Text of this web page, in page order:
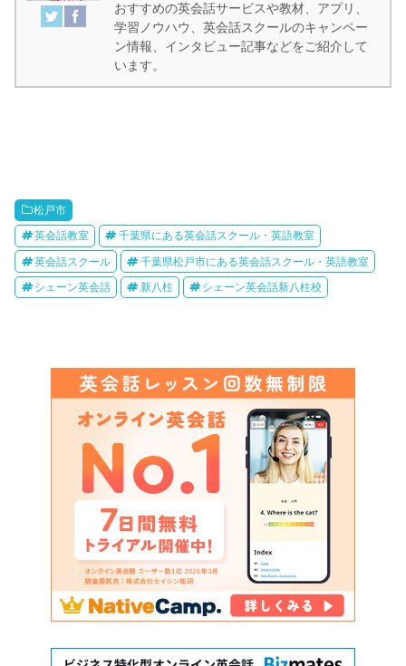
おすすめの英会話サービスや教材、アプリ、
学習ノウハウ、英会話スクールのキャンペー
ン情報、インタビュー記事などをご紹介して
います。
松戸市
英会話教室 千葉県にある英会話スクール・英語教室
英会話スクール 千葉県松戸市にある英会話スクール・英語教室
シェーン英会話 新八柱 シェーン英会話新八柱校